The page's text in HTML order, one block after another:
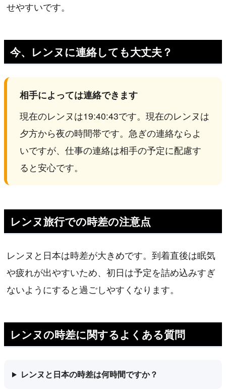
せやすいです。
今、レンヌに連絡しても大丈夫？
相手によっては連絡できます
現在のレンヌは19:40:43です。現在のレンヌは
夕方から夜の時間帯です。急ぎの連絡ならよ
いですが、仕事の連絡は相手の予定に配慮す
ると安心です。
レンヌ旅行での時差の注意点
レンヌと日本は時差が大きめです。到着直後は眠気
や疲れが出やすいため、初日は予定を詰め込みすぎ
ないようにすると過ごしやすくなります。
レンヌの時差に関するよくある質問
レンヌと日本の時差は何時間ですか？